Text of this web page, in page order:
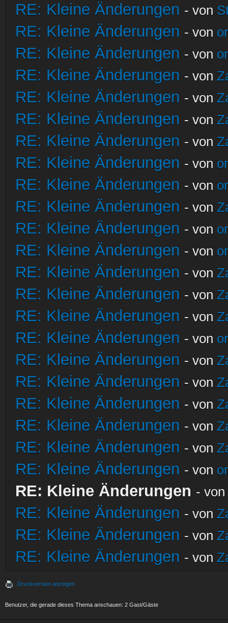
RE: Kleine Änderungen - von
RE: Kleine Änderungen - von
RE: Kleine Änderungen - von
RE: Kleine Änderungen - von
RE: Kleine Änderungen - von
RE: Kleine Änderungen - von
RE: Kleine Änderungen - von
RE: Kleine Änderungen - von
RE: Kleine Änderungen - von
RE: Kleine Änderungen - von
RE: Kleine Änderungen - von
RE: Kleine Änderungen - von
RE: Kleine Änderungen - von
RE: Kleine Änderungen - von
RE: Kleine Änderungen - von
RE: Kleine Änderungen - von
RE: Kleine Änderungen - von
RE: Kleine Änderungen - von
RE: Kleine Änderungen - von
RE: Kleine Änderungen - von
RE: Kleine Änderungen - von
RE: Kleine Änderungen - von
RE: Kleine Änderungen - von
RE: Kleine Änderungen - von
RE: Kleine Änderungen - von
RE: Kleine Änderungen - von
Druckversion anzeigen
Benutzer, die gerade dieses Thema anschauen: 2 Gast/Gäste